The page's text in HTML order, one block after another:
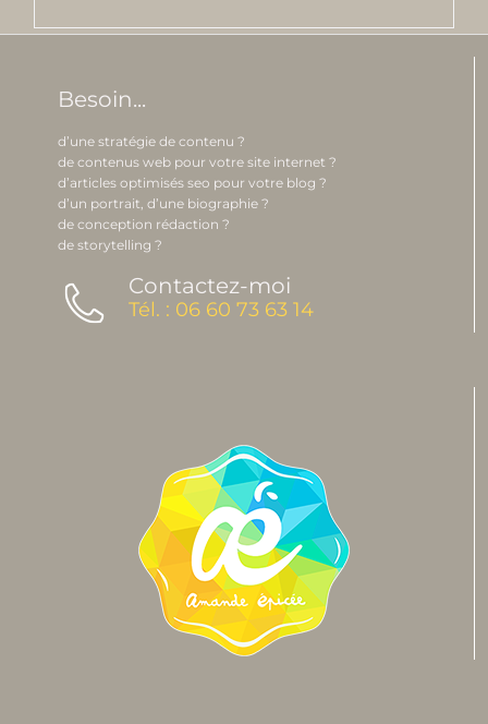
Besoin...
d’une stratégie de contenu ?
de contenus web pour votre site internet ?
d’articles optimisés seo pour votre blog ?
d’un portrait, d’une biographie ?
de conception rédaction ?
de storytelling ?
Contactez-moi
Tél. : 06 60 73 63 14